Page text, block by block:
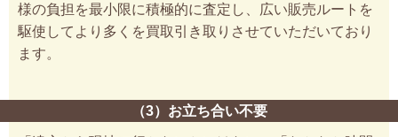
様の負担を最小限に積極的に査定し、広い販売ルートを
駆使してより多くを買取引き取りさせていただいており
ます。
（3）お立ち合い不要